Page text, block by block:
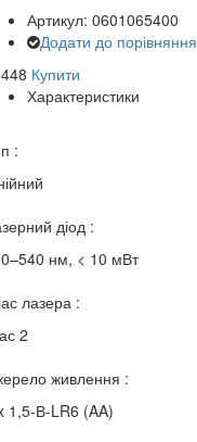
Артикул: 0601065400
Додати до порівняння
Купити
Характеристики
:
діод :
нм, < 10 мВт
лазера :
2
живлення :
1,5-В-LR6 (AA)